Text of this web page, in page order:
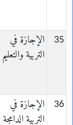
35
الإجازة في
التربية والتعليم
36
الإجازة في
التربية الدامجة